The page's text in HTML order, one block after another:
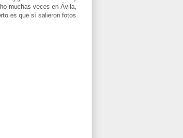
muchas veces en Ávila,
es que sí salieron fotos